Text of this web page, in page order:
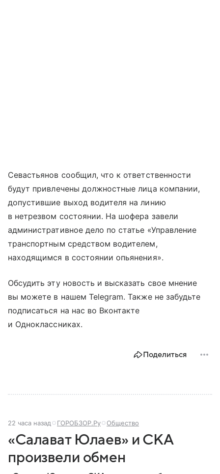
Севастьянов сообщил, что к ответственности
будут привлечены должностные лица компании,
допустившие выход водителя на линию
в нетрезвом состоянии. На шофера завели
административное дело по статье «Управление
транспортным средством водителем,
находящимся в состоянии опьянения».
Обсудить эту новость и высказать свое мнение
вы можете в нашем Telegram. Также не забудьте
подписаться на нас во Вконтакте
и Одноклассниках.
Поделиться
22 часа назад ГОРОБЗОР.Ру Общество
«Салават Юлаев» и СКА
произвели обмен